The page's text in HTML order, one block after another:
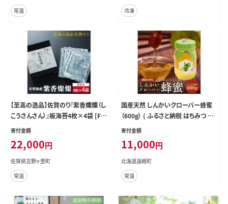
常温
冷凍
【至高の逸品】佐賀のり『紫香燦燦（し
こうさんさん）』板海苔4枚×4袋 [FB
C016]
寄付金額
22,000円
佐賀県吉野ヶ里町
常温
国産天然 しんかいクローバー蜂蜜
（600g） ( ふるさと納税 はちみつ ク
ローバー 蜂蜜 国産 ハチミツ 天然
養蜂場 ) en01-00159
寄付金額
11,000円
北海道遠軽町
常温